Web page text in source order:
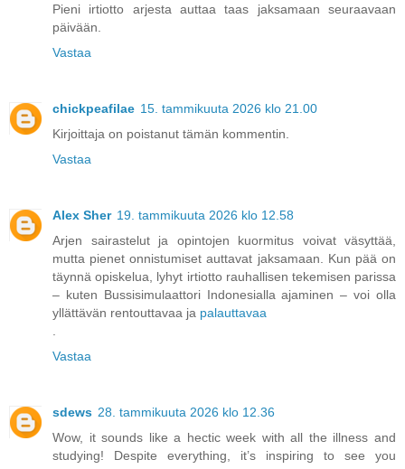
Pieni irtiotto arjesta auttaa taas jaksamaan seuraavaan
päivään.
Vastaa
chickpeafilae 15. tammikuuta 2026 klo 21.00
Kirjoittaja on poistanut tämän kommentin.
Vastaa
Alex Sher 19. tammikuuta 2026 klo 12.58
Arjen sairastelut ja opintojen kuormitus voivat väsyttää,
mutta pienet onnistumiset auttavat jaksamaan. Kun pää on
täynnä opiskelua, lyhyt irtiotto rauhallisen tekemisen parissa
– kuten Bussisimulaattori Indonesialla ajaminen – voi olla
yllättävän rentouttavaa ja palauttavaa
Vastaa
sdews 28. tammikuuta 2026 klo 12.36
Wow, it sounds like a hectic week with all the illness and
studying! Despite everything, it’s inspiring to see you